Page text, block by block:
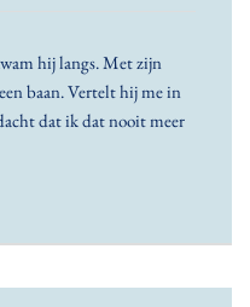
hij langs. Met zijn
baan. Vertelt hij me in
dat ik dat nooit meer